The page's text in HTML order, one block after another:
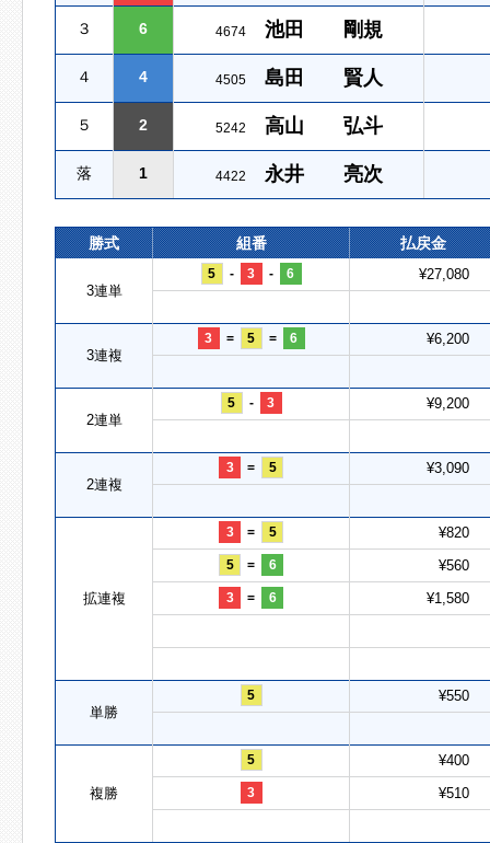
３ 6 4674 池田 剛規
４ 4 4505 島田 賢人
５ 2 5242 高山 弘斗
落 1 4422 永井 亮次
勝式 組番 払戻金
3連単
5 - 3 - 6 ¥27,080
3連複
3 = 5 = 6 ¥6,200
2連単
5 - 3 ¥9,200
2連複
3 = 5 ¥3,090
拡連複
3 = 5 ¥820
5 = 6 ¥560
3 = 6 ¥1,580
単勝
5 ¥550
複勝
5 ¥400
3 ¥510